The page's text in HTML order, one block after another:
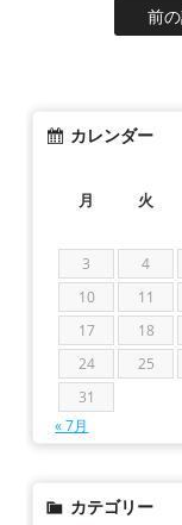
前
カレンダー
月 火
3
4
10
11
17
18
24
25
31
« 7月
カテゴリー